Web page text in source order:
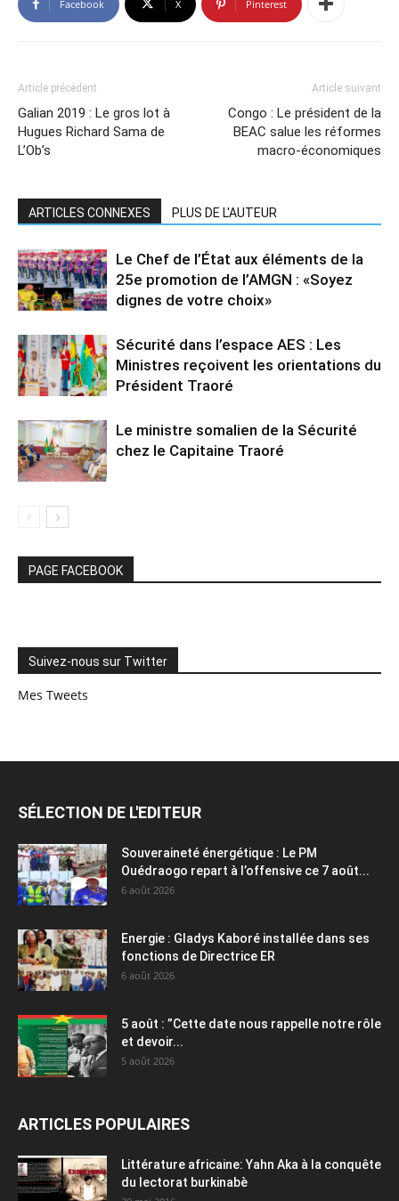
Facebook X Pinterest
Article précédent
Galian 2019 : Le gros lot à
Hugues Richard Sama de
L’Ob’s
Article suivant
Congo : Le président de la
BEAC salue les réformes
macro-économiques
ARTICLES CONNEXES PLUS DE L'AUTEUR
Le Chef de l’État aux éléments de la
25e promotion de l’AMGN : «Soyez
dignes de votre choix»
Sécurité dans l’espace AES : Les
Ministres reçoivent les orientations du
Président Traoré
Le ministre somalien de la Sécurité
chez le Capitaine Traoré
PAGE FACEBOOK
Suivez-nous sur Twitter
Mes Tweets
SÉLECTION DE L'EDITEUR
Souveraineté énergétique : Le PM
Ouédraogo repart à l’offensive ce 7 août...
6 août 2026
Energie : Gladys Kaboré installée dans ses
fonctions de Directrice ER
6 août 2026
5 août : ”Cette date nous rappelle notre rôle
et devoir...
5 août 2026
ARTICLES POPULAIRES
Littérature africaine: Yahn Aka à la conquête
du lectorat burkinabè